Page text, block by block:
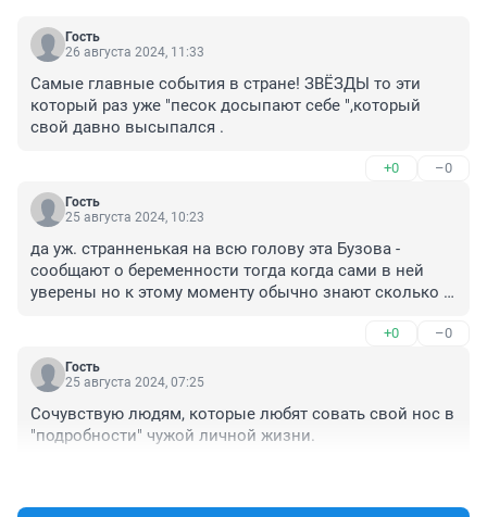
Гость
26 августа 2024, 11:33
Самые главные события в стране! ЗВЁЗДЫ то эти
который раз уже "песок досыпают себе ",который
свой давно высыпался .
+0 –0
Гость
25 августа 2024, 10:23
да уж. странненькая на всю голову эта Бузова -
сообщают о беременности тогда когда сами в ней
уверены но к этому моменту обычно знают сколько
беременности по протоколу сразу делается УЗИ на
котором очень хорошо сразу видно сколько
зародышей в матке. такую глупость может говорить
+0 –0
Гость
25 августа 2024, 07:25
Сочувствую людям, которые любят совать свой нос в
"подробности" чужой личной жизни.